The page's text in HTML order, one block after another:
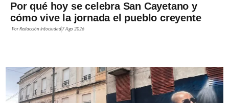
Por qué hoy se celebra San Cayetano y
cómo vive la jornada el pueblo creyente
PorRedacción Infociudad 7 Ago 2026